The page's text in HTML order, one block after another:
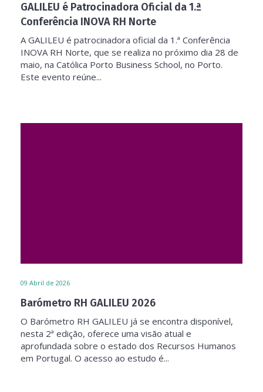
GALILEU é Patrocinadora Oficial da 1.ª
Conferência INOVA RH Norte
A GALILEU é patrocinadora oficial da 1.ª Conferência
INOVA RH Norte, que se realiza no próximo dia 28 de
maio, na Católica Porto Business School, no Porto.
Este evento reúne...
09 Abril de 2026
Barómetro RH GALILEU 2026
O Barómetro RH GALILEU já se encontra disponível,
nesta 2ª edição, oferece uma visão atual e
aprofundada sobre o estado dos Recursos Humanos
em Portugal. O acesso ao estudo é...